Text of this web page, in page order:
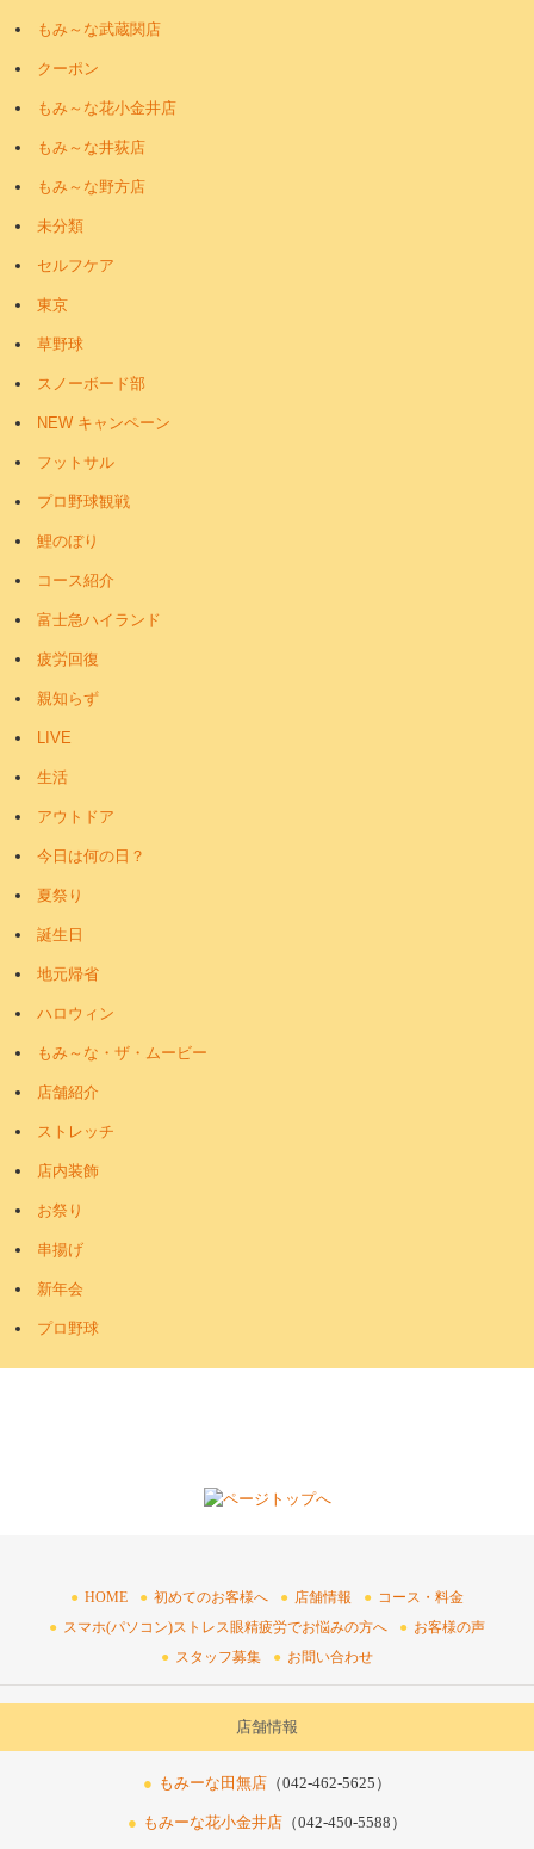
もみ～な武蔵関店
クーポン
もみ～な花小金井店
もみ～な井荻店
もみ～な野方店
未分類
セルフケア
東京
草野球
スノーボード部
NEW キャンペーン
フットサル
プロ野球観戦
鯉のぼり
コース紹介
富士急ハイランド
疲労回復
親知らず
LIVE
生活
アウトドア
今日は何の日？
夏祭り
誕生日
地元帰省
ハロウィン
もみ～な・ザ・ムービー
店舗紹介
ストレッチ
店内装飾
お祭り
串揚げ
新年会
プロ野球
HOME 初めてのお客様へ 店舗情報
コース・料金
スマホ(パソコン)ストレス眼精疲労でお悩みの方へ
お客様の声
スタッフ募集
お問い合わせ
店舗情報
もみーな田無店 （042-462-5625）
もみーな花小金井店 （042-450-5588）